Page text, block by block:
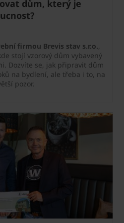
dům, který je
firmou Brevis stav s.r.o.,
stojí vzorový dům vybavený
Dozvíte se, jak připravit dům
na bydlení, ale třeba i to, na
pozor.